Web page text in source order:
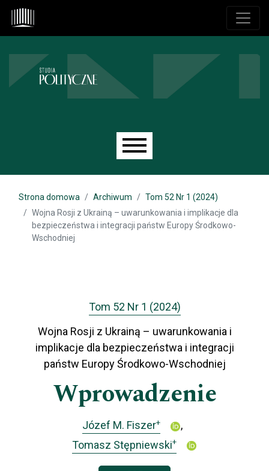
Przejdź do głównego menu
Przejdź do sekcji głównej
Przejdź do stopki
Main menu
Strona domowa Archiwum
Tom 52 Nr 1 (2024)
Wojna Rosji z Ukrainą – uwarunkowania i implikacje dla
bezpieczeństwa i integracji państw Europy Środkowo-
Wschodniej
Tom 52 Nr 1 (2024)
Wojna Rosji z Ukrainą – uwarunkowania i
implikacje dla bezpieczeństwa i integracji
państw Europy Środkowo-Wschodniej
Wprowadzenie
Józef M. Fiszer+
Tomasz Stępniewski+